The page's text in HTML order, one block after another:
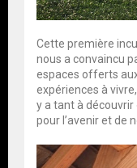
Cette première
nous a convaincu
espaces offerts
expériences à vivre,
y a tant à découvrir
pour l’avenir et de